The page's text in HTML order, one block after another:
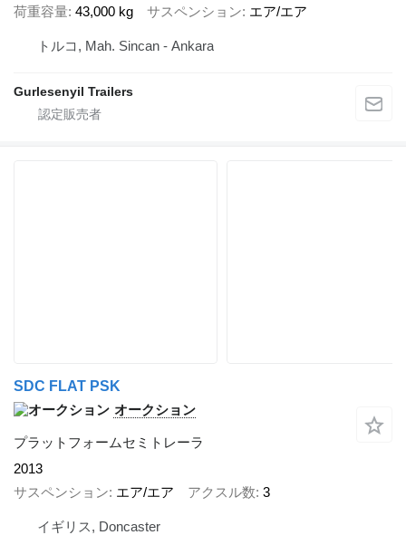
荷重容量 43,000 kg サスペンション エア/エア
トルコ, Mah. Sincan - Ankara
Gurlesenyil Trailers
SDC FLAT PSK
オークション
プラットフォームセミトレーラ
2013
サスペンション エア/エア アクスル数 3
イギリス, Doncaster